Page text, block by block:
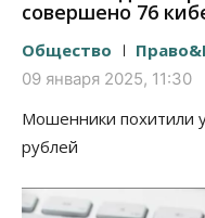
совершено 76
Общество
09 января 2025, 11:30
Мошенники похитили
рублей